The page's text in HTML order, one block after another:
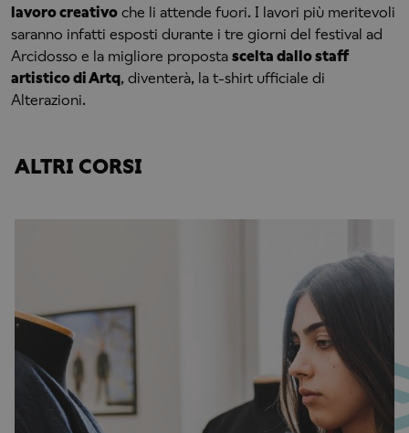
lavoro creativo che li attende fuori. I lavori più meritevoli
saranno infatti esposti durante i tre giorni del festival ad
Arcidosso e la migliore proposta scelta dallo staff
artistico di Artq, diventerà, la t-shirt ufficiale di
Alterazioni.
ALTRI CORSI